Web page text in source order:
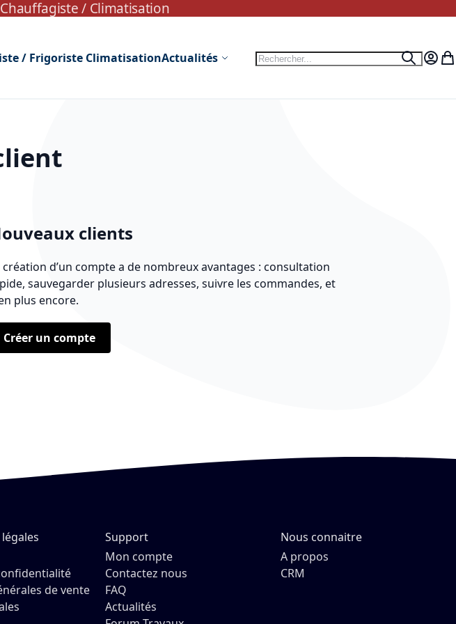
/ Climatisation
/ Frigoriste ClimatisationActualités Rechercher
Mon
clients
création d’un compte a de nombreux avantages : consultation
sauvegarder plusieurs adresses, suivre les commandes, et
plus encore.
Créer un compte
de vente
Support
Mon compte
Contactez nous
FAQ
Actualités
Nous connaitre
A propos
CRM